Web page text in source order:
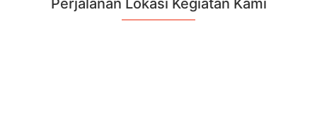
Perjalanan Lokasi Kegiatan Kami